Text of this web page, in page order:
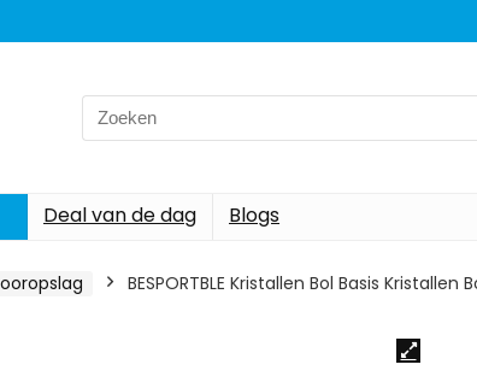
Search
for:
Deal van de dag Blogs
BESPORTBLE Kristallen Bol Basis